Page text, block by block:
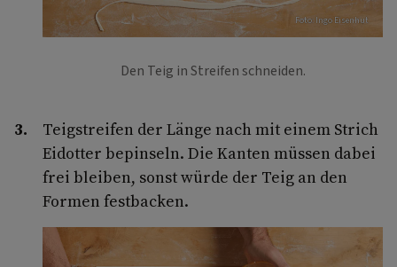
Foto: Ingo Eisenhut
Den Teig in Streifen schneiden.
Teigstreifen der Länge nach mit einem Strich
Eidotter bepinseln. Die Kanten müssen dabei
frei bleiben, sonst würde der Teig an den
Formen festbacken.